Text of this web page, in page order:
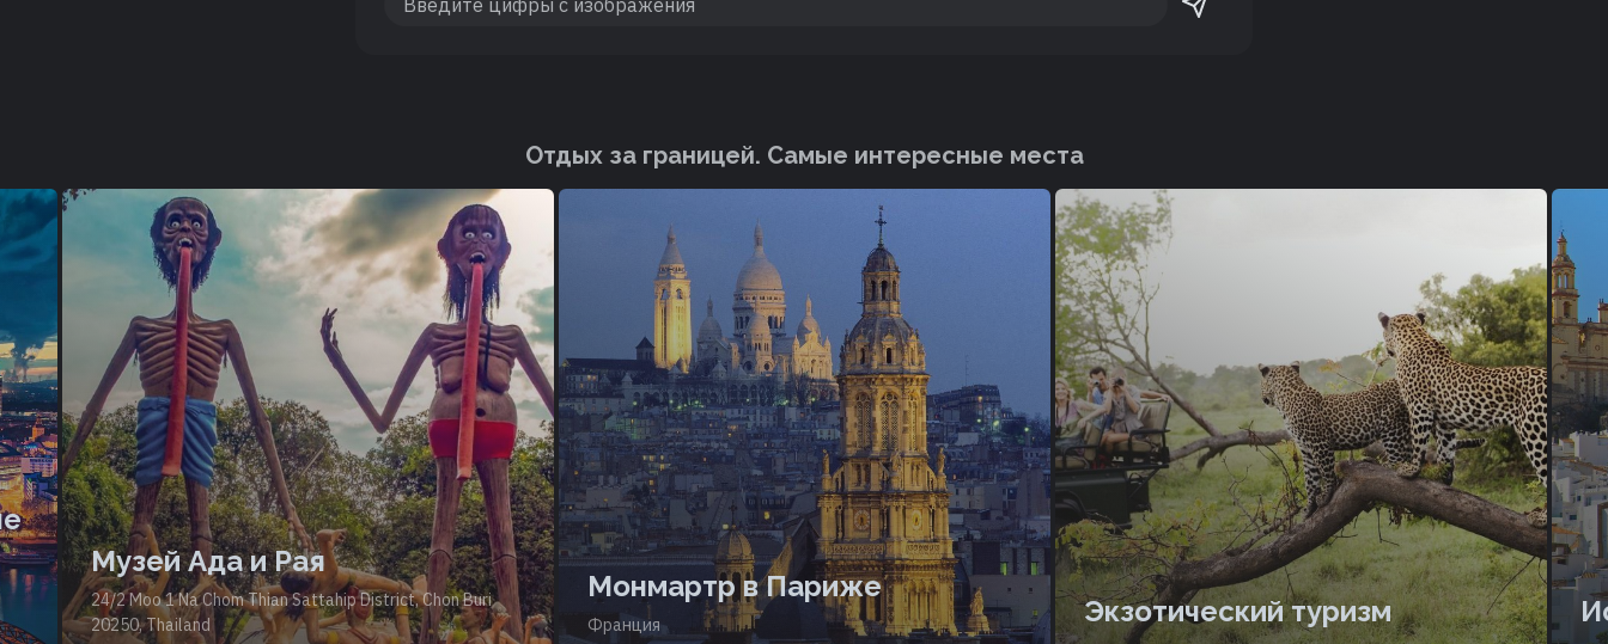
Отдых за границей. Cамые интересные места
Музей Ада и Рая
24/2 Moo 1 Na Chom Thian Sattahip District, Chon Buri
20250, Thailand
Монмартр в Париже
Франция Экзотический туризм